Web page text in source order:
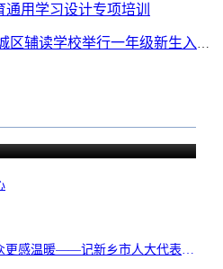
用学习设计专项培训